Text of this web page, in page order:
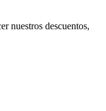
nuestros descuentos,